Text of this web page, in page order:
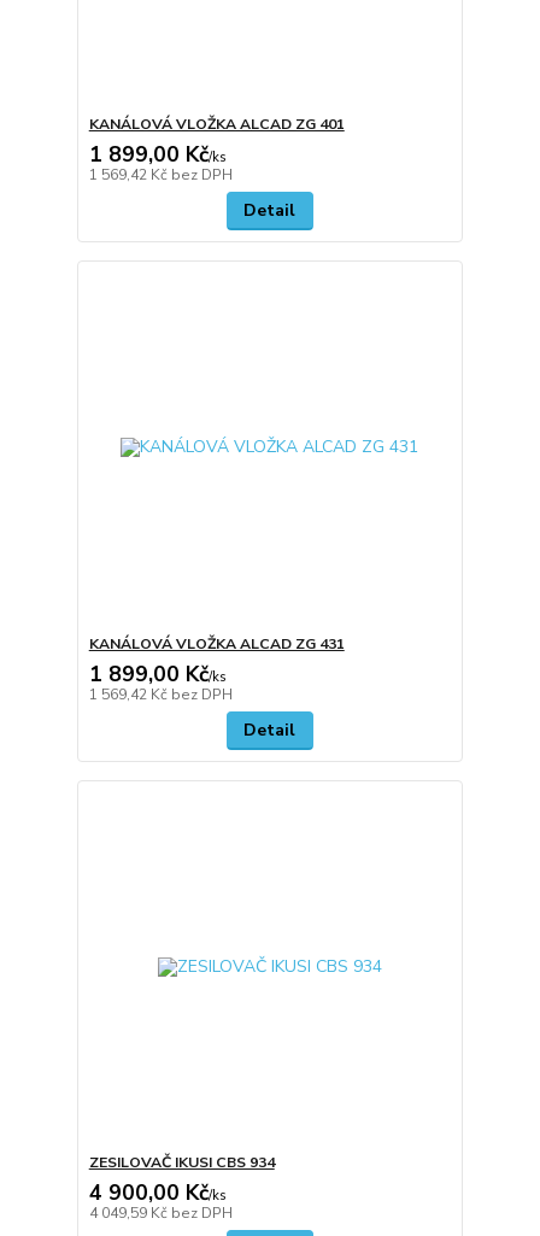
KANÁLOVÁ VLOŽKA ALCAD ZG 401
1 899,00 Kč/ks
1 569,42 Kč bez DPH
Detail
KANÁLOVÁ VLOŽKA ALCAD ZG 431
1 899,00 Kč/ks
1 569,42 Kč bez DPH
Detail
ZESILOVAČ IKUSI CBS 934
4 900,00 Kč/ks
4 049,59 Kč bez DPH